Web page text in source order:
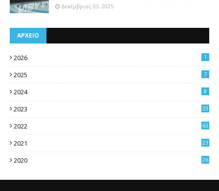
Δεκέμβριος 03, 2025
ΑΡΧΕΙΟ
2026 1
2025 7
2024 8
2023 33
2022 63
2021
23
2020
26